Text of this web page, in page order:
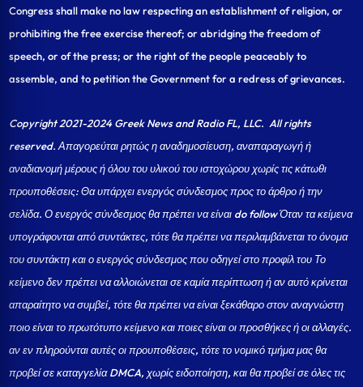
Congress shall make no law respecting an establishment of religion, or
prohibiting the free exercise thereof; or abridging the freedom of
speech, or of the press; or the right of the people peaceably to
assemble, and to petition the Government for a redress of grievances.
Copyright 2021-2024 Greek News and Radio FL, LLC. All rights
reserved. Απαγορεύται ρητώς η αναδημοσίευση, αναπαραγωγή ή
αναδιανομή μέρους ή όλου του υλικού του ιστοχώρου χωρίς τις κάτωθι
προυποθέσεις: Θα υπάρχει ενεργός σύνδεσμος προς το άρθρο ή την
σελίδα.Ο ενεργός σύνδεσμος θα πρέπει να είναι do follow Όταν τα κείμενα
υπογράφονται από συντάκτες, τότε θα πρέπει να περιλαμβάνεται το όνομα
του συντάκτη και ο ενεργός σύνδεσμος που οδηγεί στο προφίλ του Το
κείμενο δεν πρέπει να αλλοιώνεται σε καμία περίπτωση ή αν αυτό κρίνεται
απαραίτητο να συμβεί, τότε θα πρέπει να είναι ξεκάθαρο στον αναγνώστη
ποιο είναι το πρωτότυπο κείμενο και ποιες είναι οι προσθήκες ή οι αλλαγές.
αν εν πληρούνται αυτές οι προυποθέσεις, τότε το νομικό τμήμα μας θα
προβεί σε καταγγελία DMCA, χωρίς ειδοποίηση, και θα προβεί σε όλες τις